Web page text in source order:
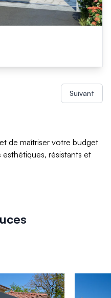
Suivant
de maîtriser votre budget
résistants et